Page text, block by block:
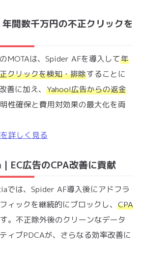
間数千万円の不正クリックを
MOTAは、Spider AFを導入して年
クリックを検知・排除することに
善に加え、 Yahoo!広告からの返金
性確保と費用対効果の最大化を両
詳しく見る
EC広告のCPA改善に貢献
では、Spider AF導入後にアドフラ
ィックを継続的にブロックし、 CPA
。不正除外後のクリーンなデータ
ィブPDCAが、さらなる効率改善に